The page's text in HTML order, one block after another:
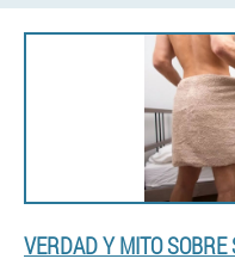
VERDAD Y MITO